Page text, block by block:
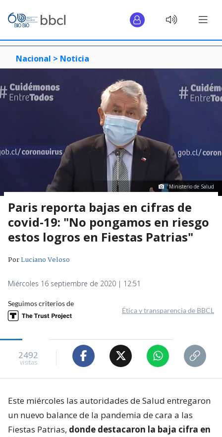
Nacional > Noticia
Ministerio de Salud
Paris reporta bajas en cifras de
covid-19: "No pongamos en riesgo
estos logros en Fiestas Patrias"
PorLuciano Veloso
Miércoles 16 septiembre de 2020 | 12:51
Seguimos criterios de
Ética y transparencia de BBCL
2492
visitas
Este miércoles las autoridades de Salud entregaron
un nuevo balance de la pandemia de cara a las
Fiestas Patrias, donde destacaron la baja cifra en